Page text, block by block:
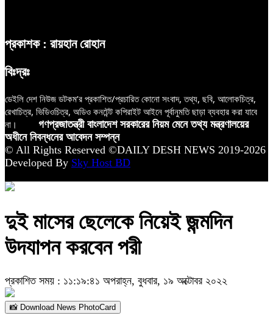
প্রকাশক : রায়হান রোহান
বিঃদ্রঃ
ডেইলি দেশ নিউজ ডটকম’র প্রকাশিত/প্রচারিত কোনো সংবাদ, তথ্য, ছবি, আলোকচিত্র,
রেখাচিত্র, ভিডিওচিত্র, অডিও কনটেন্ট কপিরাইট আইনে পূর্বানুমতি ছাড়া ব্যবহার করা যাবে
না।
গণপ্রজাতন্ত্রী বাংলাদেশ সরকারের নিয়ম মেনে তথ্য মন্ত্রণালয়ের
অধীনে নিবন্ধনের আবেদন সম্পন্ন
© All Rights Reserved ©DAILY DESH NEWS 2019-2026
Developed By Sky Host BD
দুই মাসের ছেলেকে নিয়েই জন্মদিন
উদযাপন করবেন পরী
প্রকাশিত সময় : ১১:১৯:৪১ অপরাহ্ন, বুধবার, ১৯ অক্টোবর ২০২২
📸 Download News PhotoCard